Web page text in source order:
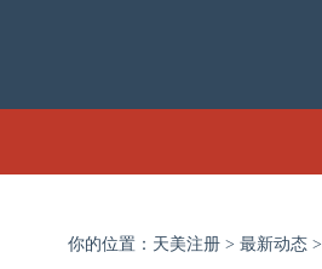
你的位置： 天美注册 > 最新动态 >